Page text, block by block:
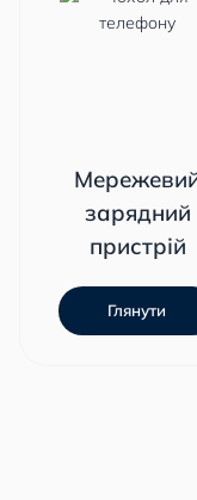
зарядний
пристрій
Глянути